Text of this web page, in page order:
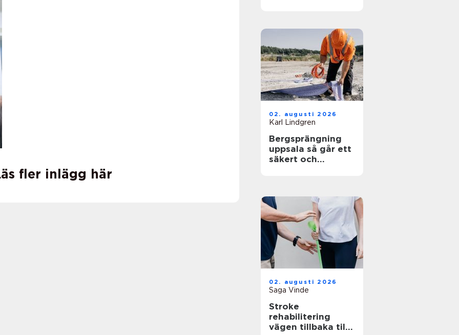
fler inlägg här
02. augusti 2026
Karl Lindgren
Bergsprängning
uppsala så går ett
säkert och
02. augusti 2026
Saga Vinde
Stroke
rehabilitering
vägen tillbaka till